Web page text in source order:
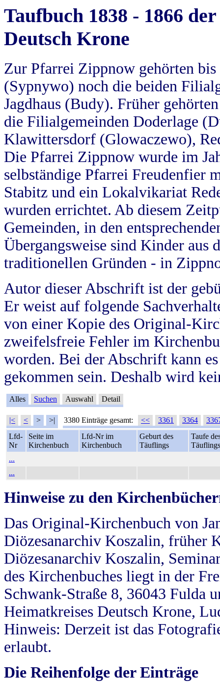
Taufbuch 1838 - 1866
Deutsch Krone
Zur Pfarrei Zippnow gehörten
(Sypnywo) noch die beiden
Jagdhaus (Budy). Früher
die Filialgemeinden Doderlage
Klawittersdorf (Glowaczewo),
Die Pfarrei Zippnow wurde im
selbständige Pfarrei Freudenfier
Stabitz und ein Lokalvikariat
wurden errichtet. Ab diesem
Gemeinden, in den
Übergangsweise sind Kinder aus
traditionellen Gründen - in
Autor dieser Abschrift ist der
Er weist auf folgende
von einer Kopie des Original-
zweifelsfreie Fehler im
worden. Bei der Abschrift kann
gekommen sein. Deshalb wird
Alles Suchen Auswahl Detail
|< < > >| 3380 Einträge gesamt: << 3361 3364
Lfd-
Nr
Seite im
Kirchenbuch
Lfd-Nr im
Kirchenbuch
Geburt des
Täuflings
Taufe
Täuflings
...
...
Hinweise zu den
Das Original-Kirchenbuch von
Diözesanarchiv Koszalin, früher
Diözesanarchiv Koszalin,
des Kirchenbuches liegt in der
Schwank-Straße 8, 36043 Fulda
Heimatkreises Deutsch Krone,
Hinweis: Derzeit ist das
erlaubt.
Die Reihenfolge der Einträge